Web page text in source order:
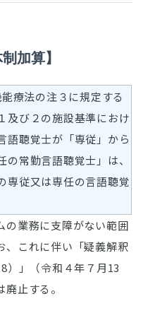
加算】
療法の注３に規定する
及び２の施設基準におけ
語聴覚士が「専従」から
の常勤言語聴覚士」は、
専従又は専任の言語聴覚
の業務に支障がない範囲
、これに伴い「疑義解釈
）」（令和４年７月13
止する。